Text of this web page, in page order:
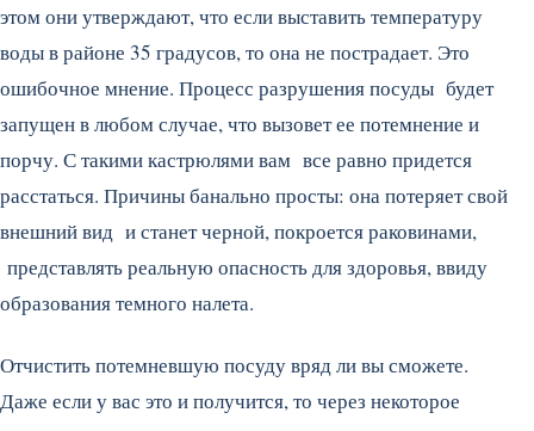
этом они утверждают, что если выставить температуру
воды в районе 35 градусов, то она не пострадает. Это
ошибочное мнение. Процесс разрушения посуды будет
запущен в любом случае, что вызовет ее потемнение и
порчу. С такими кастрюлями вам все равно придется
расстаться. Причины банально просты: она потеряет свой
внешний вид и станет черной, покроется раковинами,
представлять реальную опасность для здоровья, ввиду
образования темного налета.
Отчистить потемневшую посуду вряд ли вы сможете.
Даже если у вас это и получится, то через некоторое